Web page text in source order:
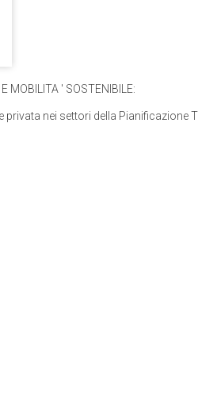
MOBILITA ' SOSTENIBILE:
nei settori della Pianificazione